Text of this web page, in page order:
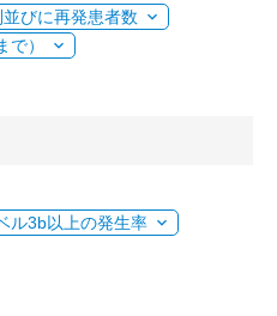
びに再発患者数
）
ル3b以上の発生率